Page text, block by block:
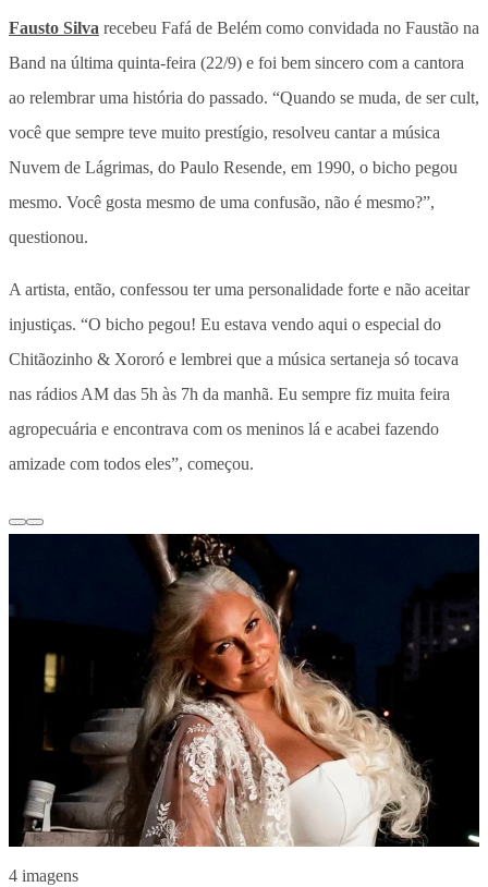
Fausto Silva recebeu Fafá de Belém como convidada no Faustão na
Band na última quinta-feira (22/9) e foi bem sincero com a cantora
ao relembrar uma história do passado. “Quando se muda, de ser cult,
você que sempre teve muito prestígio, resolveu cantar a música
Nuvem de Lágrimas, do Paulo Resende, em 1990, o bicho pegou
mesmo. Você gosta mesmo de uma confusão, não é mesmo?”,
questionou.
A artista, então, confessou ter uma personalidade forte e não aceitar
injustiças. “O bicho pegou! Eu estava vendo aqui o especial do
Chitãozinho & Xororó e lembrei que a música sertaneja só tocava
nas rádios AM das 5h às 7h da manhã. Eu sempre fiz muita feira
agropecuária e encontrava com os meninos lá e acabei fazendo
amizade com todos eles”, começou.
4 imagens